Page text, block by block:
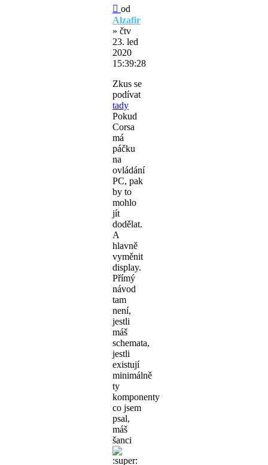
Příspěvek
od
Alzafir
» čtv
23. led
2020
15:39:28
Zkus se
podívat
tady
Pokud
Corsa
má
páčku
na
ovládání
PC, pak
by to
mohlo
jít
dodělat.
A
hlavně
vyměnit
display.
Přímý
návod
tam
není,
jestli
máš
schemata,
jestli
existují
minimálně
ty
komponenty
co jsem
psal,
máš
šanci